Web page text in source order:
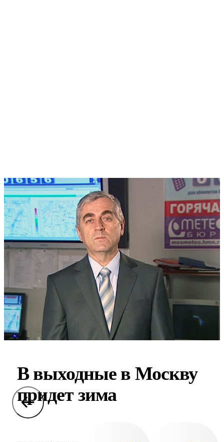
В выходные в Москву
придет зима